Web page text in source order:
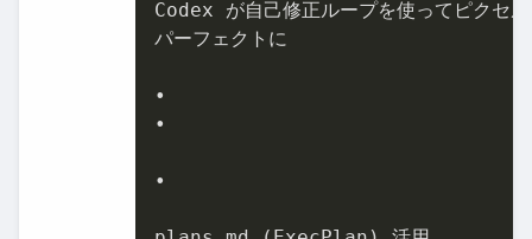
Codex が⾃⼰修正ループを使ってピクセル
パーフェクトに
•
•
•